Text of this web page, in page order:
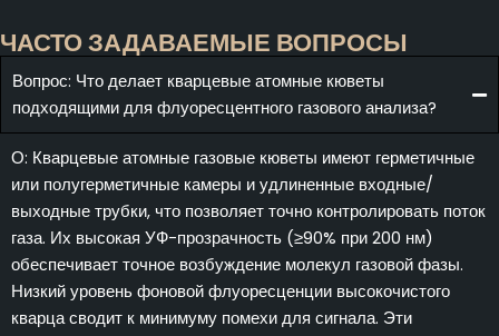
ЧАСТО ЗАДАВАЕМЫЕ ВОПРОСЫ
Вопрос: Что делает кварцевые атомные кюветы
подходящими для флуоресцентного газового анализа?
О: Кварцевые атомные газовые кюветы имеют герметичные
или полугерметичные камеры и удлиненные входные/
выходные трубки, что позволяет точно контролировать поток
газа. Их высокая УФ-прозрачность (≥90% при 200 нм)
обеспечивает точное возбуждение молекул газовой фазы.
Низкий уровень фоновой флуоресценции высокочистого
кварца сводит к минимуму помехи для сигнала. Эти